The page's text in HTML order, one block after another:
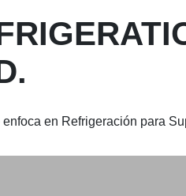
en Refrigeración para